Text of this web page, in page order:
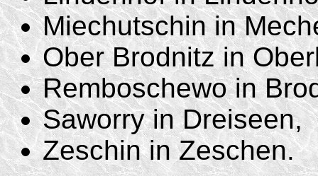
Miechutschin in
Ober Brodnitz in
Remboschewo in
Saworry in Dreiseen,
Zeschin in Zeschen.